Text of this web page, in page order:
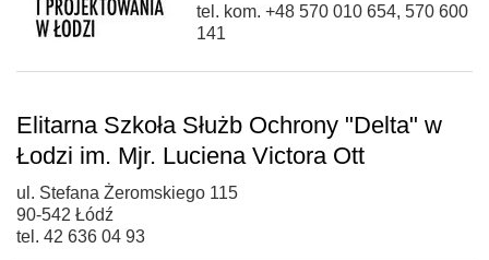
tel. kom. +48 570 010 654, 570 600
141
Elitarna Szkoła Służb Ochrony "Delta" w
Łodzi im. Mjr. Luciena Victora Ott
ul. Stefana Żeromskiego 115
90-542 Łódź
tel. 42 636 04 93